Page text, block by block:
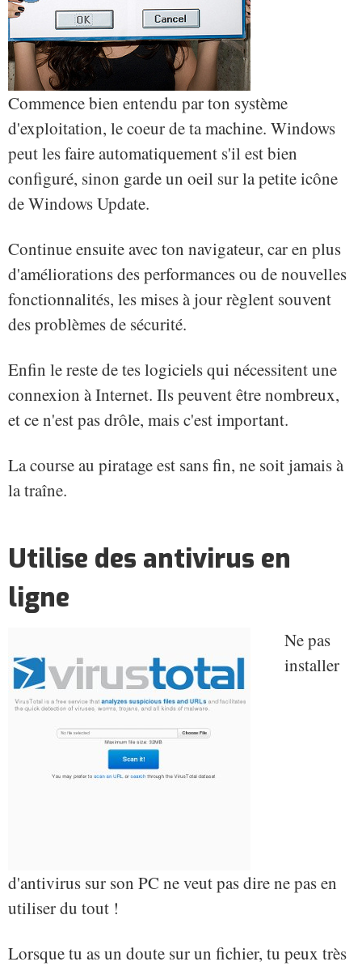
Commence bien entendu par ton système
d'exploitation, le coeur de ta machine. Windows
peut les faire automatiquement s'il est bien
configuré, sinon garde un oeil sur la petite icône
de Windows Update.
Continue ensuite avec ton navigateur, car en plus
d'améliorations des performances ou de nouvelles
fonctionnalités, les mises à jour règlent souvent
des problèmes de sécurité.
Enfin le reste de tes logiciels qui nécessitent une
connexion à Internet. Ils peuvent être nombreux,
et ce n'est pas drôle, mais c'est important.
La course au piratage est sans fin, ne soit jamais à
la traîne.
Utilise des antivirus en
ligne
Ne pas
installer
d'antivirus sur son PC ne veut pas dire ne pas en
utiliser du tout !
Lorsque tu as un doute sur un fichier, tu peux très